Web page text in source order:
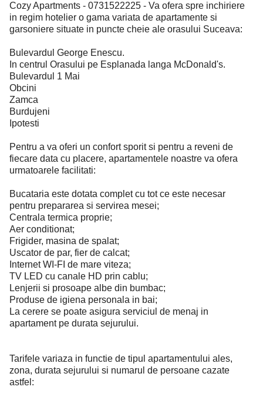
Cozy Apartments - 0731522225 - Va ofera spre inchiriere
in regim hotelier o gama variata de apartamente si
garsoniere situate in puncte cheie ale orasului Suceava:
Bulevardul George Enescu.
In centrul Orasului pe Esplanada langa McDonald's.
Bulevardul 1 Mai
Obcini
Zamca
Burdujeni
Ipotesti
Pentru a va oferi un confort sporit si pentru a reveni de
fiecare data cu placere, apartamentele noastre va ofera
urmatoarele facilitati:
Bucataria este dotata complet cu tot ce este necesar
pentru prepararea si servirea mesei;
Centrala termica proprie;
Aer conditionat;
Frigider, masina de spalat;
Uscator de par, fier de calcat;
Internet WI-FI de mare viteza;
TV LED cu canale HD prin cablu;
Lenjerii si prosoape albe din bumbac;
Produse de igiena personala in bai;
La cerere se poate asigura serviciul de menaj in
apartament pe durata sejurului.
Tarifele variaza in functie de tipul apartamentului ales,
zona, durata sejurului si numarul de persoane cazate
astfel: